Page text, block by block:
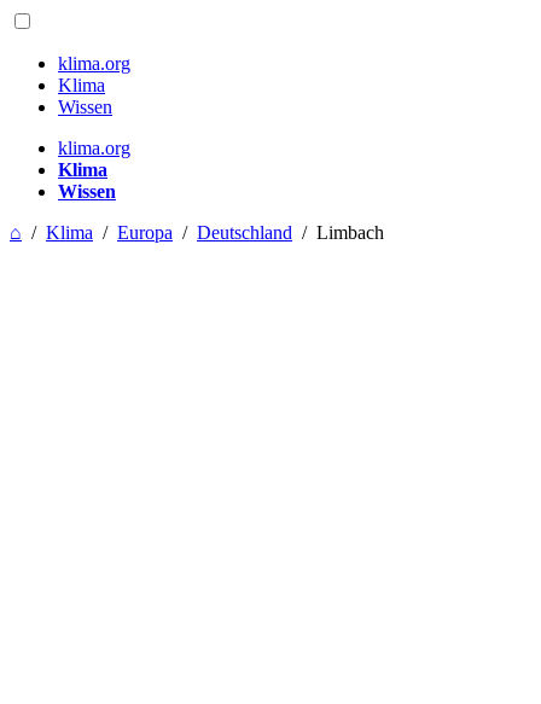
klima.org
Klima
Wissen
klima.org
Klima
Wissen
⌂ / Klima / Europa / Deutschland / Limbach